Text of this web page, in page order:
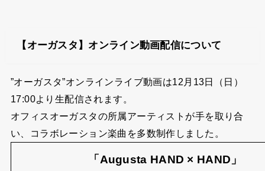
【オーガスタ】オンライン動画配信について
”オーガスタ”オンラインライブ動画は12月13日（日）
17:00より生配信されます。
オフィスオーガスタの所属アーティストが手を取り合
い、コラボレーション楽曲を多数制作しました。
「Augusta HAND × HAND」